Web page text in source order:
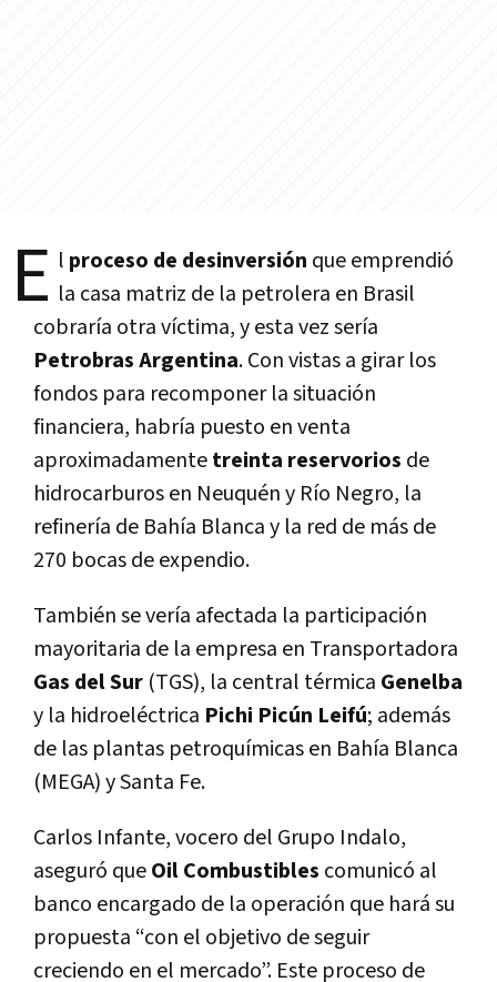
E l proceso de desinversión que emprendió
la casa matriz de la petrolera en Brasil
cobraría otra víctima, y esta vez sería
Petrobras Argentina. Con vistas a girar los
fondos para recomponer la situación
financiera, habría puesto en venta
aproximadamentetreinta reservorios de
hidrocarburos en Neuquén y Río Negro, la
refinería de Bahía Blanca y la red de más de
270 bocas de expendio.
También se vería afectada la participación
mayoritaria de la empresa en Transportadora
Gas del Sur (TGS), la central térmica Genelba
y la hidroeléctrica Pichi Picún Leifú; además
de las plantas petroquímicas en Bahía Blanca
(MEGA) y Santa Fe.
Carlos Infante, vocero del Grupo Indalo,
aseguró queOil Combustibles comunicó al
banco encargado de la operación que hará su
propuesta “con el objetivo de seguir
creciendo en el mercado”. Este proceso de